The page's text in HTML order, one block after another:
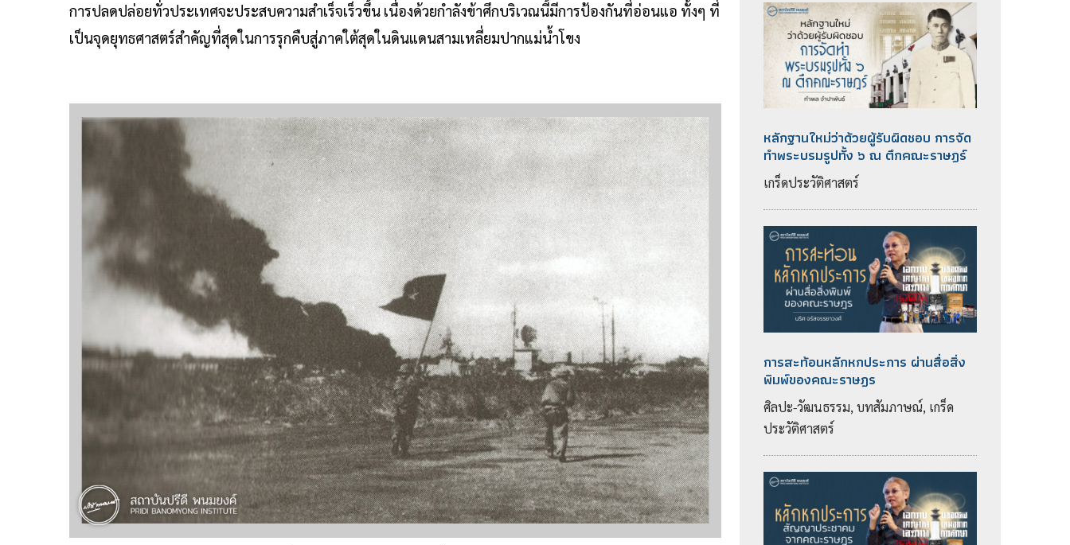
การปลดปล่อยทั่วประเทศจะประสบความสำเร็จเร็วขึ้น เนื่องด้วยกำลังข้าศึกบริเวณนี้มีการป้องกันที่อ่อนแอ ทั้งๆ ที่
เป็นจุดยุทธศาสตร์สำคัญที่สุดในการรุกคืบสู่ภาคใต้สุดในดินแดนสามเหลี่ยมปากแม่น้ำโขง
หลักฐานใหม่ว่าด้วยผู้รับผิดชอบ การจัด
ทำพระบรมรูปทั้ง ๖ ณ ตึกคณะราษฎร์
เกร็ดประวัติศาสตร์
การสะท้อนหลักหกประการ ผ่านสื่อสิ่ง
พิมพ์ของคณะราษฎร
ศิลปะ-วัฒนธรรม, บทสัมภาษณ์, เกร็ด
ประวัติศาสตร์